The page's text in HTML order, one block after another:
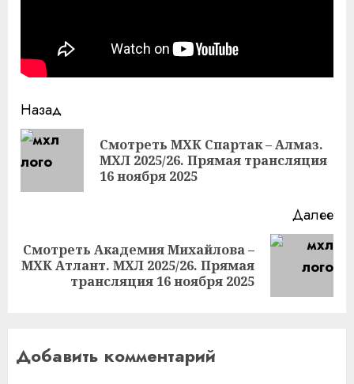
Продолжить
чтение
Назад
Смотреть МХК Спартак – Алмаз.
МХЛ 2025/26. Прямая трансляция
16 ноября 2025
Далее
Следующая
запись:
Смотреть Академия Михайлова –
МХК Атлант. МХЛ 2025/26. Прямая
трансляция 16 ноября 2025
Добавить комментарий